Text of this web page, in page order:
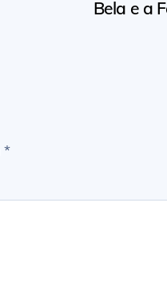
Bela e a
*